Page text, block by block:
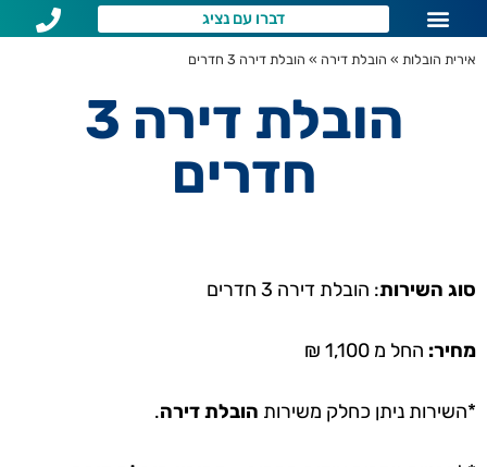
דברו עם נציג
אירית הובלות » הובלת דירה » הובלת דירה 3 חדרים
הובלת דירה 3
חדרים
סוג השירות: הובלת דירה 3 חדרים​
מחיר: החל מ 1,100 ‏₪
*השירות ניתן כחלק משירות הובלת דירה.